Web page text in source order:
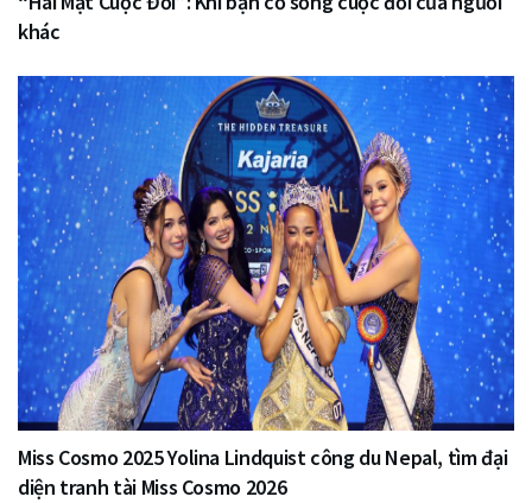
khác
Miss Cosmo 2025 Yolina Lindquist công du Nepal, tìm đại
diện tranh tài Miss Cosmo 2026